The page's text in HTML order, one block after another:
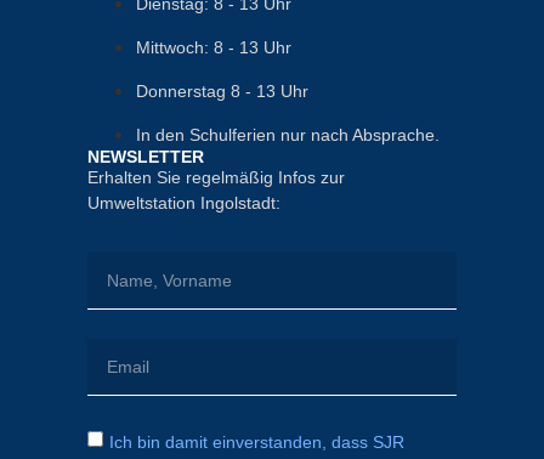
Dienstag: 8 - 13 Uhr
Mittwoch: 8 - 13 Uhr
Donnerstag 8 - 13 Uhr
In den Schulferien nur nach Absprache.
NEWSLETTER
Erhalten Sie regelmäßig Infos zur
Umweltstation Ingolstadt:
Ich bin damit einverstanden, dass SJR